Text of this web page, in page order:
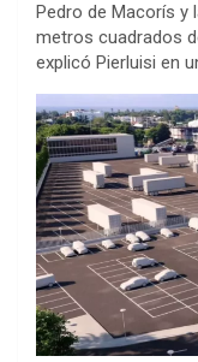
Pedro de Macorís y
metros cuadrados
explicó Pierluisi en